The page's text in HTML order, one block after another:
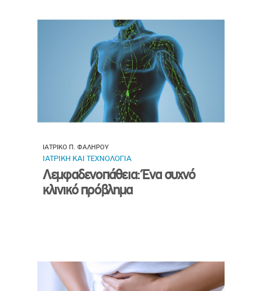
ΙΑΤΡΙΚΟ Π. ΦΑΛΗΡΟΥ
ΙΑΤΡΙΚΗ ΚΑΙ ΤΕΧΝΟΛΟΓΙΑ
Λεμφαδενοπάθεια: Ένα συχνό
κλινικό πρόβλημα